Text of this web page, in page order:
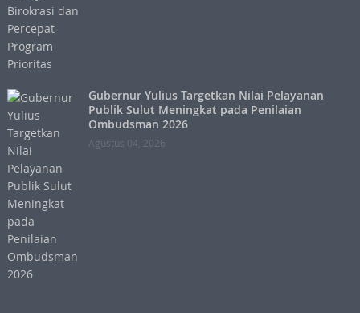
Gubernur Yulius Targetkan Nilai Pelayanan
Publik Sulut Meningkat pada Penilaian
Ombudsman 2026
Agustus 04, 2026